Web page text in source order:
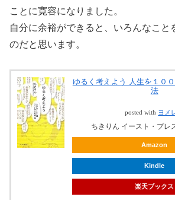
ことに寛容になりました。
自分に余裕ができると、いろんなこと
のだと思います。
ゆるく考えよう 人生を１０
法
posted with ヨメ
ちきりん イースト・プレ
Amazon
Kindle
楽天ブックス